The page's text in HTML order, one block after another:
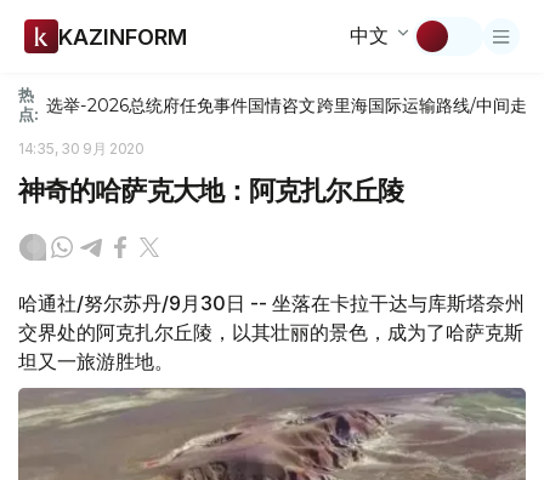
KAZINFORM 中文
热
点: 选举-2026总统府任免事件国情咨文跨里海国际运输路线/中间走廊
14:35, 30 9月 2020
神奇的哈萨克大地：阿克扎尔丘陵
哈通社/努尔苏丹/9月30日 -- 坐落在卡拉干达与库斯塔奈州
交界处的阿克扎尔丘陵，以其壮丽的景色，成为了哈萨克斯
坦又一旅游胜地。